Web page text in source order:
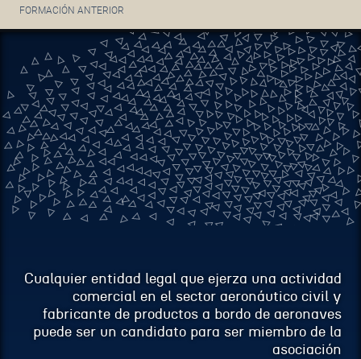
FORMACIÓN ANTERIOR
Cualquier entidad legal que ejerza una actividad
comercial en el sector aeronáutico civil y
fabricante de productos a bordo de aeronaves
puede ser un candidato para ser miembro de la
asociación
ASUNTO
MENSAJE